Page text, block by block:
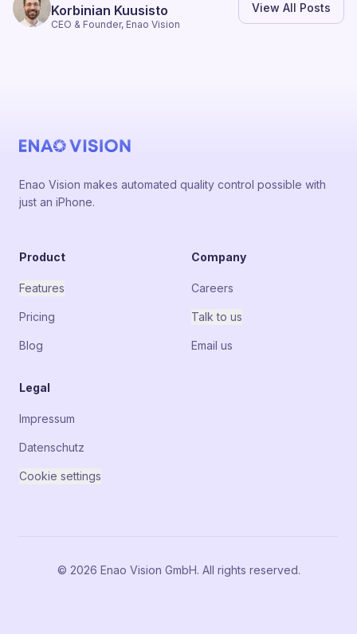
Korbinian Kuusisto
CEO & Founder, Enao Vision
View All Posts
Enao Vision makes automated quality control possible with
just an iPhone.
Product
Features
Pricing
Blog
Company
Careers
Talk to us
Email us
Legal
Impressum
Datenschutz
Cookie settings
© 2026 Enao Vision GmbH. All rights reserved.